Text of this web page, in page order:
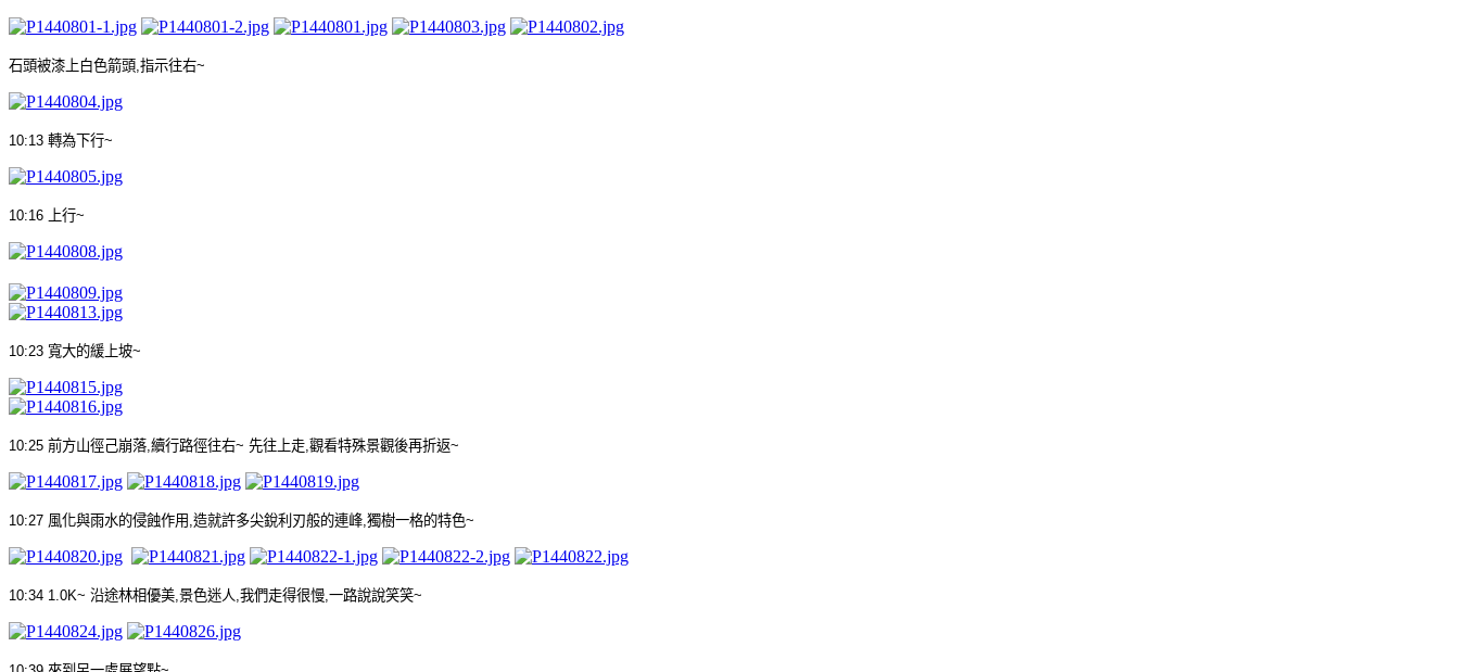
石頭被漆上白色箭頭 指示往右~
10:13 轉為下行~
10:16 上行~
10:23 寬大的緩上坡~
10:25 前方山徑己崩落 續行路徑往右~ 先往上走 觀看特殊景觀後再折返~
10:27 風化與雨水的侵蝕作用 造就許多尖銳利刃般的連峰 獨樹一格的特色~
10:34 1.0K~ 沿途林相優美 景色迷人 我們走得很慢 一路說說笑笑~